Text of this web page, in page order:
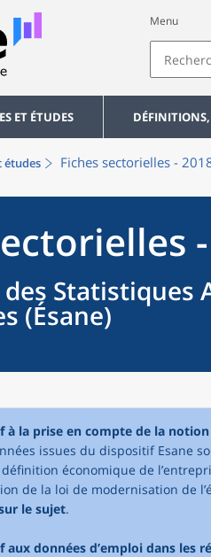
Menu
ET ÉTUDES
études Fiches sectorielles -
Statistiques
(Ésane)
la prise en compte de la
issues du dispositif Esane
économique de
de la loi de modernisation de
le sujet.
données d’emploi dans les